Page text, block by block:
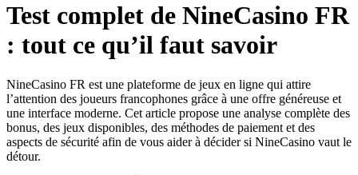
Test complet de NineCasino FR
: tout ce qu’il faut savoir
NineCasino FR est une plateforme de jeux en ligne qui attire
l’attention des joueurs francophones grâce à une offre généreuse et
une interface moderne. Cet article propose une analyse complète des
bonus, des jeux disponibles, des méthodes de paiement et des
aspects de sécurité afin de vous aider à décider si NineCasino vaut le
détour.